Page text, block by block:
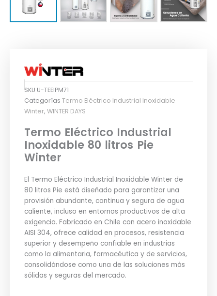
SKU U-TEEIPM71
Categorías Termo Eléctrico Industrial Inoxidable
Winter, WINTER DAYS
Termo Eléctrico Industrial
Inoxidable 80 litros Pie
Winter
El Termo Eléctrico Industrial Inoxidable Winter de
80 litros Pie está diseñado para garantizar una
provisión abundante, continua y segura de agua
caliente, incluso en entornos productivos de alta
exigencia. Fabricado en Chile con acero inoxidable
AISI 304, ofrece calidad en procesos, resistencia
superior y desempeño confiable en industrias
como la alimentaria, farmacéutica y de servicios,
consolidándose como una de las soluciones más
sólidas y seguras del mercado.